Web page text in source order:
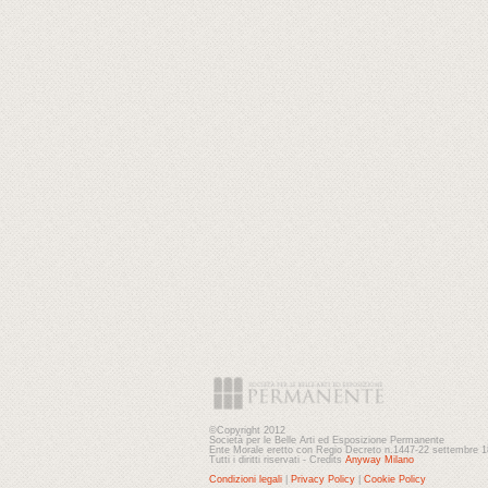
©Copyright 2012
Società per le Belle Arti ed Esposizione Permanente
Ente Morale eretto con Regio Decreto n.1447-22 settembre
Tutti i diritti riservati - Credits Anyway Milano
Condizioni legali
Privacy Policy Cookie Policy